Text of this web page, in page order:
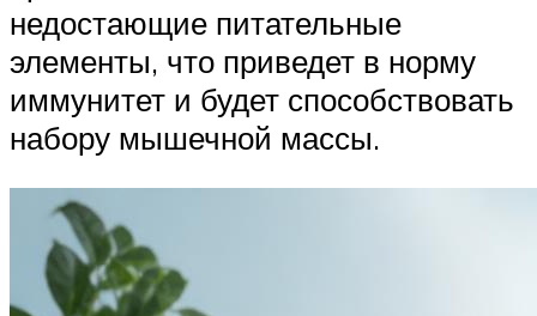
недостающие питательные
элементы, что приведет в норму
иммунитет и будет способствовать
набору мышечной массы.